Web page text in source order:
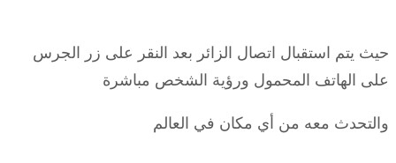
حيث يتم استقبال اتصال الزائر بعد النقر على زر الجرس
على الهاتف المحمول ورؤية الشخص مباشرة
والتحدث معه من أي مكان في العالم